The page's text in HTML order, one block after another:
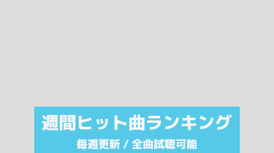
注目カテゴリ
オリジナルiTunes週間トップソング